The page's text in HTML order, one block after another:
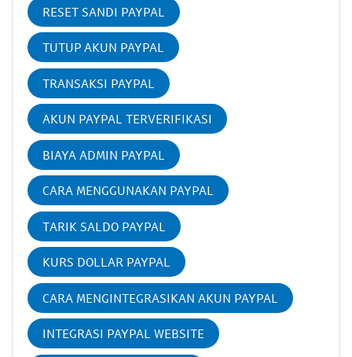
RESET SANDI PAYPAL
TUTUP AKUN PAYPAL
TRANSAKSI PAYPAL
AKUN PAYPAL TERVERIFIKASI
BIAYA ADMIN PAYPAL
CARA MENGGUNAKAN PAYPAL
TARIK SALDO PAYPAL
KURS DOLLAR PAYPAL
CARA MENGINTEGRASIKAN AKUN PAYPAL
INTEGRASI PAYPAL WEBSITE